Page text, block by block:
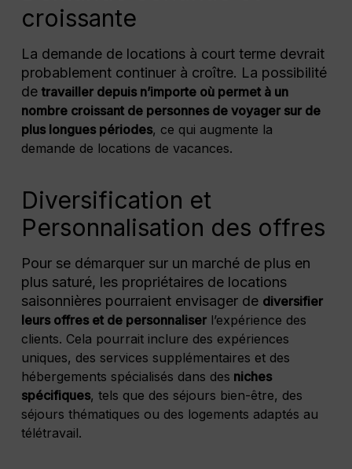
croissante
La demande de locations à court terme devrait
probablement continuer à croître. La possibilité
detravailler depuis n’importe où permet à un
nombre croissant de personnes de voyager sur de
plus longues périodes, ce qui augmente la
demande de locations de vacances.
Diversification et
Personnalisation des offres
Pour se démarquer sur un marché de plus en
plus saturé, les propriétaires de locations
saisonnières pourraient envisager de diversifier
leurs offres et de personnaliser l’expérience des
clients. Cela pourrait inclure des expériences
uniques, des services supplémentaires et des
hébergements spécialisés dans des niches
spécifiques, tels que des séjours bien-être, des
séjours thématiques ou des logements adaptés au
télétravail.